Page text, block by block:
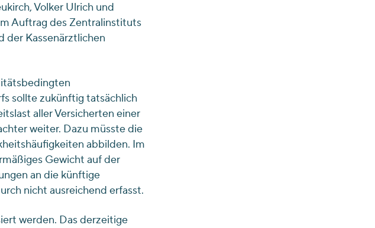
Volker Ulrich und
Auftrag des Zentralinstituts
der Kassenärztlichen
sollte zukünftig tatsächlich
aller Versicherten einer
weiter. Dazu müsste die
abbilden. Im
Gewicht auf der
an die künftige
nicht ausreichend erfasst.
werden. Das derzeitige